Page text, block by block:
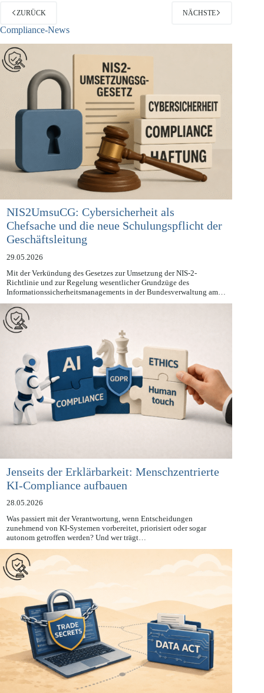
ZURÜCK
Compliance-News
NIS2UmsuCG: Cybersicherheit als
Chefsache und die neue Schulungspflicht der
Geschäftsleitung
29.05.2026
Mit der Verkündung des Gesetzes zur Umsetzung der NIS-2-
Richtlinie und zur Regelung wesentlicher Grundzüge des
Informationssicherheitsmanagements in der Bundesverwaltung am…
Jenseits der Erklärbarkeit: Menschzentrierte
KI-Compliance aufbauen
28.05.2026
Was passiert mit der Verantwortung, wenn Entscheidungen
zunehmend von KI-Systemen vorbereitet, priorisiert oder sogar
autonom getroffen werden? Und wer trägt…